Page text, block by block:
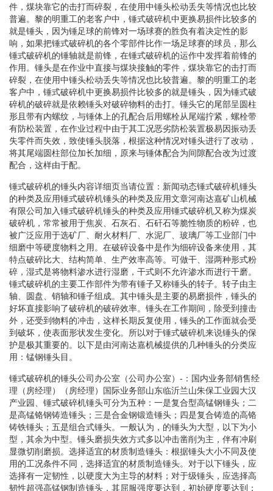
件，煤块靠它的击打而碎裂，在使用中锤头松动丢失等情况也比较
普遍。黎的明重工的老客户中，锤式破碎机中更换易损件比较多的
就是锤头，因为锤足球的前锋对一场球赛的胜负有着决定性的影
响，如果把锤式破碎机的各个零部件比作一场足球赛的球员，那么
锤式破碎机的锤轴就是前锋，在锤式破碎机的运作中发挥着前锋的
作用。锤头是在作业中直接与煤块接触的零件，煤块靠它的击打而
碎裂，在使用中锤头松动丢失等情况也比较普遍。黎的明重工的老
客户中，锤式破碎机中更换易损件比较多的就是锤头，因为锤式破
碎机的破碎就是依赖锤头对破碎物料的击打。锤头它的尾部呈圆柱
形且带有内螺纹，与锤体上的孔配合后用螺栓从尾端拧紧，螺栓带
有防松装置，在作业过程中由于其工况恶劣防松装置极易因振动丢
失零件而失效，致使锤头脱落，根据这种情况对锤头进行了改动，
将其尾端圆柱部位加长加细，原来与锤体配合为间隙配合改为过渡
配合，这样由于配。
锤式破碎机的锤头内容详细页当请位置：新闻动态锤式破碎机锤头
的种类及应用锤式破碎机锤头的种类及应用文章河南达嘉矿山机械
有限公司加入锤式破碎机锤头的种类及应用锤式破碎机又称为煤炭
破碎机，常常被用于焦炭、石灰石、石矸石等脆性物质的粉碎，也
被广泛应用于选矿厂、耐火材料厂、水泥厂、玻璃厂等工业部门中
细磨中等硬度物料之用。在破碎设备中是作为细碎设备来使用，其
特点破碎比大、结构简单、生产效率高等。可做干、湿两种形式粉
碎，湿式是将物料渗水进行湿磨，干式则不允许渗水而进行干磨。
锤式破碎机的主要工作部件为带有锤子又称锤头的转子。转子由主
轴、圆盘、销轴和锤子组成。其中锤头是主要的易磨损件，锤头的
好坏直接影响了破碎机的破碎效率。锤头在工作期间，除受到撞击
外，还受到物料的冲击，这样长期反复使用，锤头的工作面就会受
到破坏，使表面形状发生变化。所以对于锤式破碎机来说锤头的保
护是极其重要的。以下是由河南达嘉机械提供的几种锤头的分类应
用：锰钢锤头目。
锤式破碎机的锤头公司办公室（公司办公室）-：国内业务部销售经
理（房经理）（房经理）国际业务部山东临沂兰山朱保工业园大汉
产业园、锤式破碎机锤头可分为五种：一是复合型高锰钢锤头；二
是高锰铬钢铸造锤头；三是合金钢锻造锤头；四是复合铸造的高铬
铸铁锤头；五是组合式锤头。一般认为，的锤头为大型，以下为小
型，其余为中型。锤头磨损失效方式多以冲击凿削为主，伴有冲刷
显微切削磨损。选择适宜的材质制造锤头：根据锤头大小不同及使
用的工况条件不同，选择适宜的材质制造锤头。对于以下锤头，应
选择有一定韧性，以硬度大为主导的材料；对于级锤头，应选择高
韧性超强高锰钢制造锤头，其屈服强度要达到，初始硬度要达到；